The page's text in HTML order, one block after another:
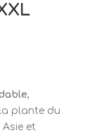
,
plante du
et